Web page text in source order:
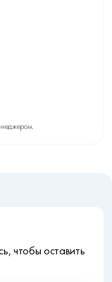
чтобы оставить